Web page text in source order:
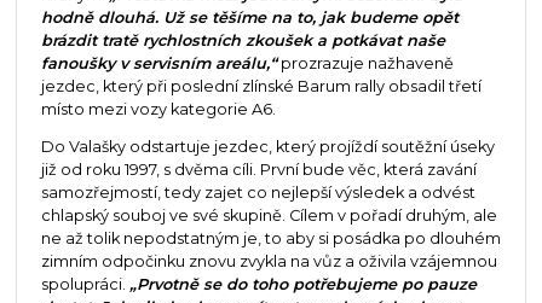
hodně dlouhá. Už se těšíme na to, jak budeme opět
brázdit tratě rychlostních zkoušek a potkávat naše
fanoušky v servisním areálu,“prozrazuje nažhaveně
jezdec, který při poslední zlínské Barum rally obsadil třetí
místo mezi vozy kategorie A6.
Do Valašky odstartuje jezdec, který projíždí soutěžní úseky
již od roku 1997, s dvěma cíli. První bude věc, která zavání
samozřejmostí, tedy zajet co nejlepší výsledek a odvést
chlapský souboj ve své skupině. Cílem v pořadí druhým, ale
ne až tolik nepodstatným je, to aby si posádka po dlouhém
zimním odpočinku znovu zvykla na vůz a oživila vzájemnou
spolupráci. „Prvotně se do toho potřebujeme po pauze